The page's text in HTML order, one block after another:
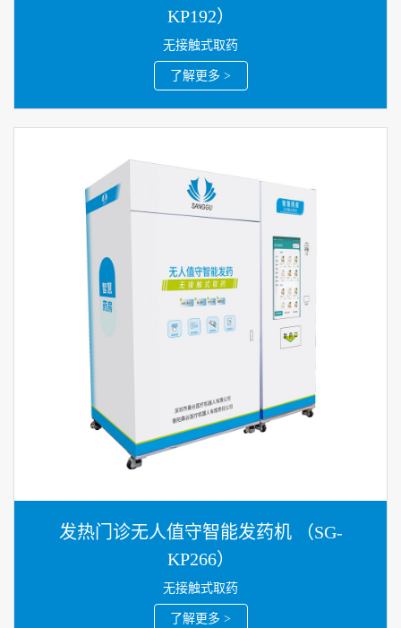
KP192）
无接触式取药
了解更多 >
发热门诊无人值守智能发药机 （SG-
KP266）
无接触式取药
了解更多 >